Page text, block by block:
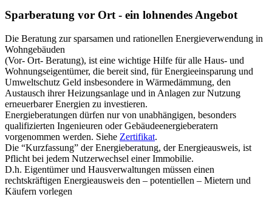
Sparberatung vor Ort - ein lohnendes Angebot
Die Beratung zur sparsamen und rationellen Energieverwendung in
Wohngebäuden
(Vor- Ort- Beratung), ist eine wichtige Hilfe für alle Haus- und
Wohnungseigentümer, die bereit sind, für Energieeinsparung und
Umweltschutz Geld insbesondere in Wärmedämmung, den
Austausch ihrer Heizungsanlage und in Anlagen zur Nutzung
erneuerbarer Energien zu investieren.
Energieberatungen dürfen nur von unabhängigen, besonders
qualifizierten Ingenieuren oder Gebäudeenergieberatern
vorgenommen werden. Siehe Zertifikat.
Die “Kurzfassung” der Energieberatung, der Energieausweis, ist
Pflicht bei jedem Nutzerwechsel einer Immobilie.
D.h. Eigentümer und Hausverwaltungen müssen einen
rechtskräftigen Energieausweis den – potentiellen – Mietern und
Käufern vorlegen